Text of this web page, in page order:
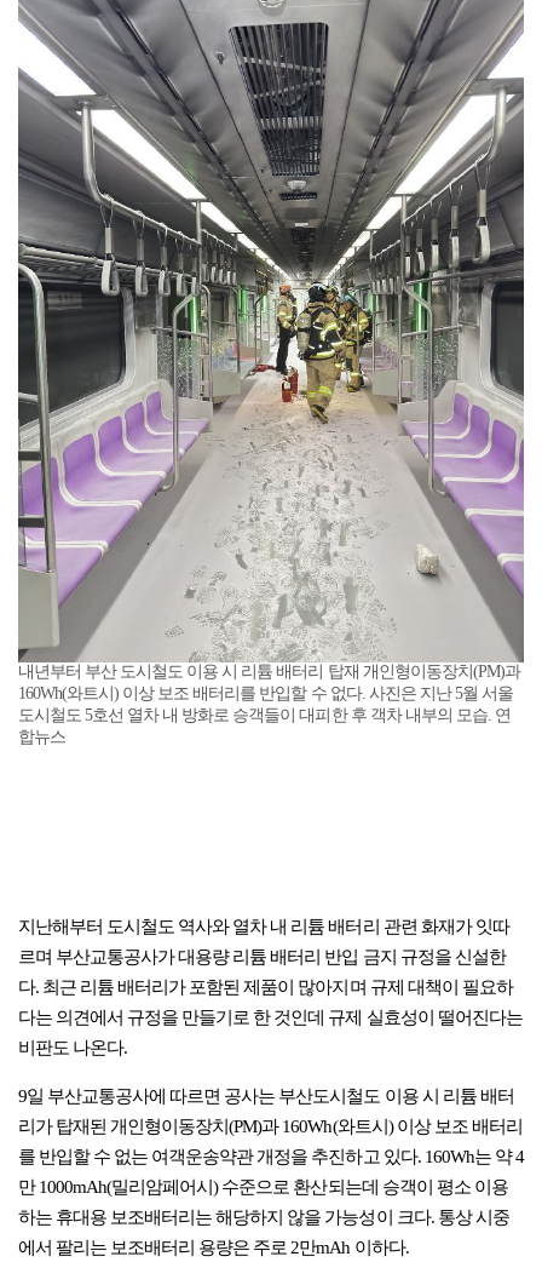
내년부터 부산 도시철도 이용 시 리튬 배터리 탑재 개인형이동장치(PM)과
160Wh(와트시) 이상 보조 배터리를 반입할 수 없다. 사진은 지난 5월 서울
도시철도 5호선 열차 내 방화로 승객들이 대피한 후 객차 내부의 모습. 연
합뉴스
지난해부터 도시철도 역사와 열차 내 리튬 배터리 관련 화재가 잇따
르며 부산교통공사가 대용량 리튬 배터리 반입 금지 규정을 신설한
다. 최근 리튬 배터리가 포함된 제품이 많아지며 규제 대책이 필요하
다는 의견에서 규정을 만들기로 한 것인데 규제 실효성이 떨어진다는
비판도 나온다.
9일 부산교통공사에 따르면 공사는 부산도시철도 이용 시 리튬 배터
리가 탑재된 개인형이동장치(PM)과 160Wh(와트시) 이상 보조 배터리
를 반입할 수 없는 여객운송약관 개정을 추진하고 있다. 160Wh는 약 4
만 1000mAh(밀리암페어시) 수준으로 환산되는데 승객이 평소 이용
하는 휴대용 보조배터리는 해당하지 않을 가능성이 크다. 통상 시중
에서 팔리는 보조배터리 용량은 주로 2만mAh 이하다.